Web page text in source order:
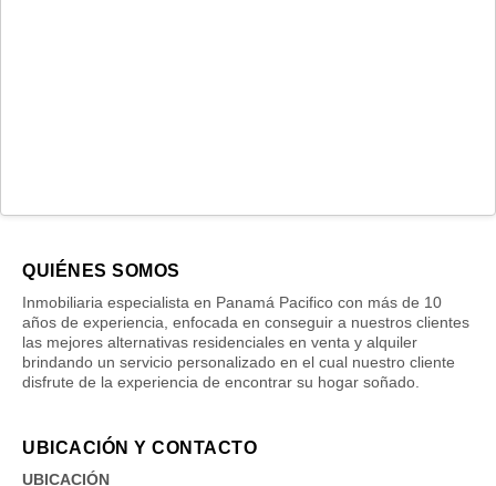
QUIÉNES SOMOS
Inmobiliaria especialista en Panamá Pacifico con más de 10
años de experiencia, enfocada en conseguir a nuestros clientes
las mejores alternativas residenciales en venta y alquiler
brindando un servicio personalizado en el cual nuestro cliente
disfrute de la experiencia de encontrar su hogar soñado.
UBICACIÓN Y CONTACTO